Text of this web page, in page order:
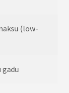
(low-
gadu